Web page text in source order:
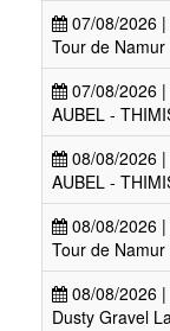
07/08/2026 |
Tour de Namur
07/08/2026 |
AUBEL -
08/08/2026 |
AUBEL -
08/08/2026 |
Tour de
08/08/2026 |
Dusty Gravel